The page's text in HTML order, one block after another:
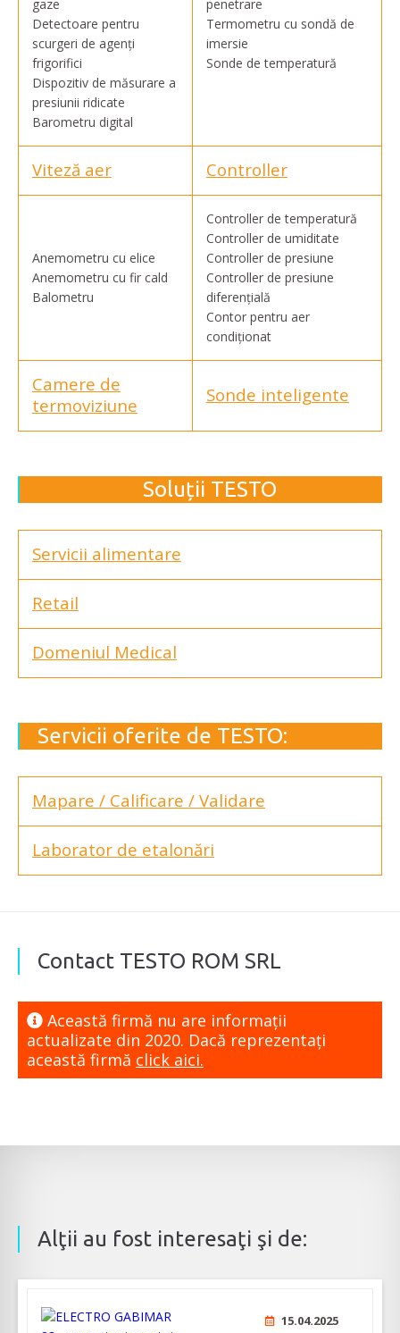
gaze
Detectoare pentru
scurgeri de agenți
frigorifici
Dispozitiv de măsurare a
presiunii ridicate
Barometru digital
penetrare
Termometru cu sondă de
imersie
Sonde de temperatură
Viteză aer Controller
Anemometru cu elice
Anemometru cu fir cald
Balometru
Controller de temperatură
Controller de umiditate
Controller de presiune
Controller de presiune
diferențială
Contor pentru aer
condiționat
Camere de
termoviziune
Sonde inteligente
Soluții TESTO
Servicii alimentare
Retail
Domeniul Medical
Servicii oferite de TESTO:
Mapare / Calificare / Validare
Laborator de etalonări
Contact TESTO ROM SRL
Această firmă nu are informaţii
actualizate din 2020. Dacă reprezentaţi
această firmă click aici.
Alţii au fost interesaţi şi de:
15.04.2025